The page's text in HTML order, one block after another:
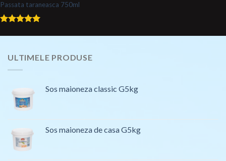
Passata taraneasca 750ml
5.00din 5
ULTIMELE PRODUSE
Sos maioneza classic G5kg
Sos maioneza de casa G5kg